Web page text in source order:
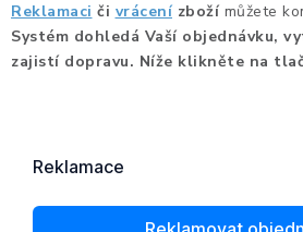
KANCELÁŘSKÉ KONTEJNERY
KANCELÁŘSKÉ ŽIDLE A KŘESLA
Reklamaci či vrácenízboží můžete
Systém dohledá Vaší objednávku,
zajistí dopravu. Níže klikněte na